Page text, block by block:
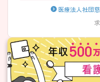
医療法人社団